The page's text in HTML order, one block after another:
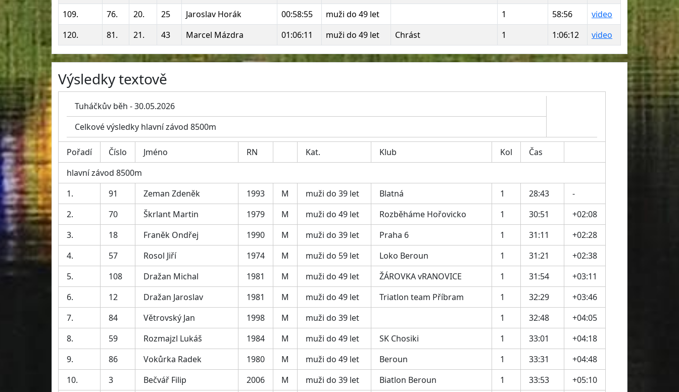
109.
76. 20. 25 Jaroslav Horák 00:58:55 muži do 49 let 1 58:56
video
120.
81. 21. 43 Marcel Mázdra 01:06:11 muži do 49 let Chrást 1 1:06:12 video
Výsledky textově
Tuháčkův běh - 30.05.2026
Celkové výsledky hlavní závod 8500m
Pořadí Číslo Jméno RN Kat. Klub Kol
Čas
hlavní závod 8500m
1.
91 Zeman Zdeněk 1993 M muži do 39 let Blatná 1 28:43
-
2.
70 Škrlant Martin 1979 M muži do 49 let Rozběháme Hořovicko 1 30:51
+02:08
3.
18 Franěk Ondřej 1990 M muži do 39 let Praha 6 1 31:11
+02:28
4.
57 Rosol Jiří 1974 M muži do 59 let Loko Beroun 1 31:21
+02:38
5.
108 Dražan Michal 1981 M muži do 49 let ŽÁROVKA vRANOVICE 1 31:54
+03:11
6.
12 Dražan Jaroslav 1981 M muži do 49 let Triatlon team Příbram 1 32:29
+03:46
7.
84 Větrovský Jan 1998 M muži do 39 let 1 32:48
+04:05
8.
59 Rozmajzl Lukáš 1984 M muži do 49 let SK Chosiki 1 33:01
+04:18
9.
86 Vokůrka Radek 1980 M muži do 49 let Beroun 1 33:31
+04:48
10.
3 Bečvář Filip 2006 M muži do 39 let Biatlon Beroun 1 33:53 +05:10